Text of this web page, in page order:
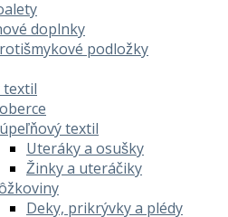
doplnky
podložky
textil
textil
Uteráky a osušky
Žinky a uteráčiky
Deky, prikrývky a plédy